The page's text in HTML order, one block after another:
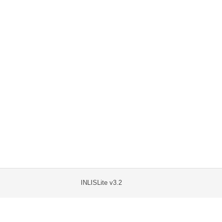
INLISLite v3.2